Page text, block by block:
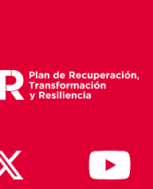
Youtube